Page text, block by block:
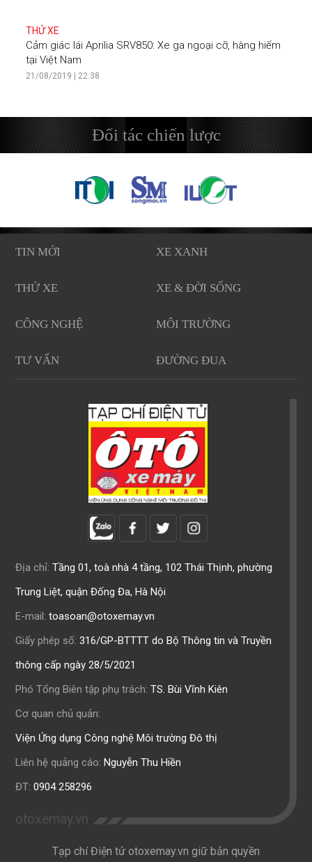
THỬ XE
Cảm giác lái Aprilia SRV850: Xe ga ngoại cỡ, hàng hiếm
tại Việt Nam
21/08/2019 | 22:38
Đối tác chiến lược
TIN MỚI XE XANH
THỬ XE XE & ĐỜI SỐNG
CÔNG NGHỆ MÔI TRƯỜNG
TƯ VẤN ĐƯỜNG ĐUA
Địa chỉ: Tầng 01, toà nhà 4 tầng, 102 Thái Thịnh, phường
Trung Liệt, quận Đống Đa, Hà Nội
E-mail: toasoan@otoxemay.vn
Giấy phép số: 316/GP-BTTTT do Bộ Thông tin và Truyền
thông cấp ngày 28/5/2021
Phó Tổng Biên tập phụ trách: TS. Bùi Vĩnh Kiên
Cơ quan chủ quản:
Viện Ứng dụng Công nghệ Môi trường Đô thị
Liên hệ quảng cáo: Nguyễn Thu Hiền
ĐT: 0904 258296
otoxemay.vn
Tạp chí Điện tử otoxemay.vn giữ bản quyền